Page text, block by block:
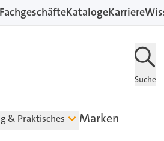
FachgeschäfteKatalogeKarriere
Suche
& Praktisches Marken